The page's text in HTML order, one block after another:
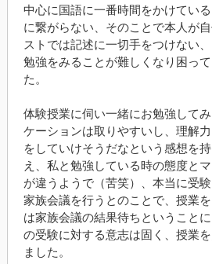
中心に国語に一番時間をかけてい
に繋がらない、そのことで本人が
ストでは記述に一切手をつけない
勉強をみることが難しくなり困っ
た。
体験授業に伺い一緒にお勉強して
ケーションは取りやすいし、理解
をしていけそうだなという感想を
え、私と勉強している時の態度と
が違うようで（苦笑）、本当に受
家族会議を行うとのことで、授業
は家族会議の結果待ちということ
の受験に対する意志は固く、授業
ました。